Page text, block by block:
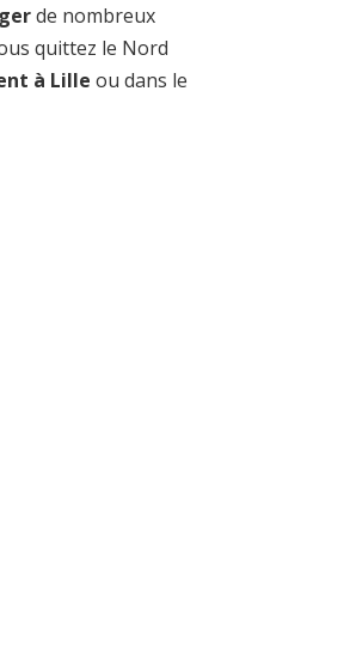
de nombreux
quittez le Nord
à Lille ou dans le